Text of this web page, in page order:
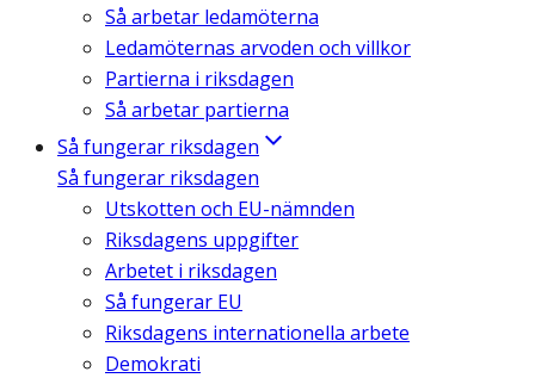
Så arbetar ledamöterna
Ledamöternas arvoden och villkor
Partierna i riksdagen
Så arbetar partierna
Så fungerar riksdagen
Så fungerar riksdagen
Utskotten och EU-nämnden
Riksdagens uppgifter
Arbetet i riksdagen
Så fungerar EU
Riksdagens internationella arbete
Demokrati